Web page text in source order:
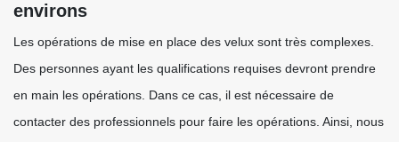
environs
Les opérations de mise en place des velux sont très complexes.
Des personnes ayant les qualifications requises devront prendre
en main les opérations. Dans ce cas, il est nécessaire de
contacter des professionnels pour faire les opérations. Ainsi, nous